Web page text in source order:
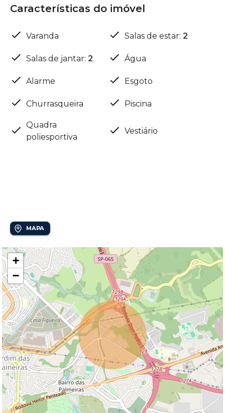
Características do imóvel
Varanda Salas de estar: 2
Salas de jantar: 2 Água
Alarme Esgoto
Churrasqueira Piscina
Quadra
poliesportiva
Vestiário
MAPA
+
−